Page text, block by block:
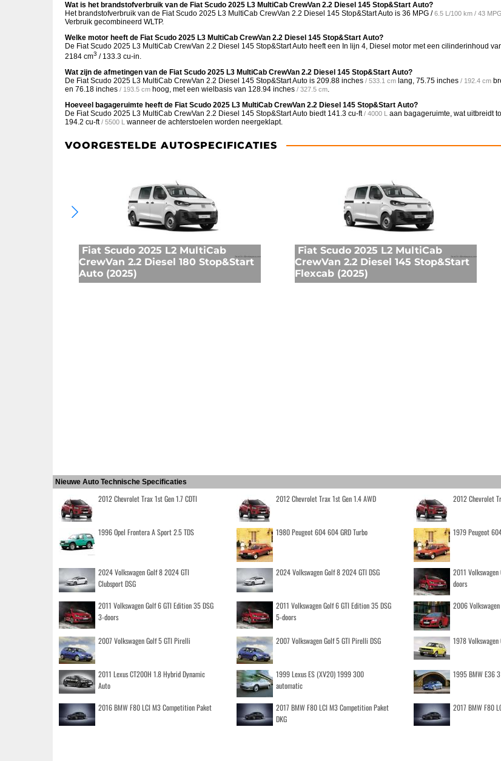
Wat is het brandstofverbruik van de Fiat Scudo 2025 L3 MultiCab CrewVan 2.2 Diesel 145 Stop&Start Auto?
Het brandstofverbruik van de Fiat Scudo 2025 L3 MultiCab CrewVan 2.2 Diesel 145 Stop&Start Auto is 36 MPG /6.5 L/100 km / 43
Verbruik gecombineerd WLTP.
Welke motor heeft de Fiat Scudo 2025 L3 MultiCab CrewVan 2.2 Diesel 145 Stop&Start Auto?
De Fiat Scudo 2025 L3 MultiCab CrewVan 2.2 Diesel 145 Stop&Start Auto heeft een In lijn 4, Diesel motor met een cilinderinhoud
2184 cm3 / 133.3 cu-in.
Wat zijn de afmetingen van de Fiat Scudo 2025 L3 MultiCab CrewVan 2.2 Diesel 145 Stop&Start Auto?
De Fiat Scudo 2025 L3 MultiCab CrewVan 2.2 Diesel 145 Stop&Start Auto is 209.88 inches / 533.1 cm lang, 75.75 inches / 192.4 cm
en 76.18 inches / 193.5 cm hoog, met een wielbasis van 128.94 inches / 327.5 cm.
Hoeveel bagageruimte heeft de Fiat Scudo 2025 L3 MultiCab CrewVan 2.2 Diesel 145 Stop&Start Auto?
De Fiat Scudo 2025 L3 MultiCab CrewVan 2.2 Diesel 145 Stop&Start Auto biedt 141.3 cu-ft / 4000 L aan bagageruimte, wat uitbreidt
194.2 cu-ft / 5500 L wanneer de achterstoelen worden neergeklapt.
VOORGESTELDE AUTOSPECIFICATIES
Fiat Scudo 2025 L2 MultiCab
CrewVan 2.2 Diesel 180 Stop&Start
Auto (2025)
Fiat Scudo 2025 L2 MultiCab
CrewVan 2.2 Diesel 145 Stop&Start
Flexcab (2025)
Nieuwe Auto Technische Specificaties
2012 Chevrolet Trax 1st Gen 1.7 CDTI 2012 Chevrolet Trax 1st Gen 1.4 AWD 2012 Chevrolet
1996 Opel Frontera A Sport 2.5 TDS 1980 Peugeot 604 604 GRD Turbo 1979 Peugeot
2024 Volkswagen Golf 8 2024 GTI
Clubsport DSG
2024 Volkswagen Golf 8 2024 GTI DSG
2011
doors
2011 Volkswagen Golf 6 GTI Edition 35 DSG
3-doors
2011 Volkswagen Golf 6 GTI Edition 35 DSG
5-doors
2006
2007 Volkswagen Golf 5 GTI Pirelli 2007 Volkswagen Golf 5 GTI Pirelli DSG 1978 Volkswagen
2011 Lexus CT200H 1.8 Hybrid Dynamic
Auto
1999 Lexus ES (XV20) 1999 300
automatic
1995 BMW E36
2016 BMW F80 LCI M3 Competition Paket
2017 BMW F80 LCI M3 Competition Paket
DKG
2017 BMW F80